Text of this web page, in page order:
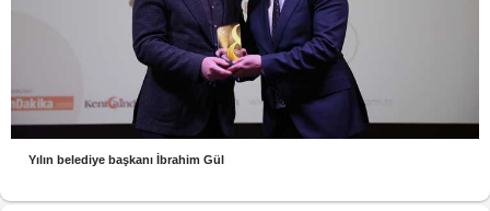
Yılın belediye başkanı İbrahim Gül